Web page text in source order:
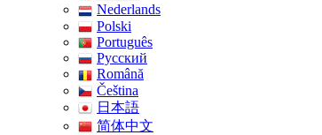
Nederlands
Polski
Português
Pусский
Română
Čeština
日本語
简体中文